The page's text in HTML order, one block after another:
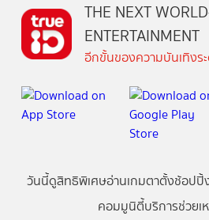
THE NEXT
ENTERTAINMENT
อีกขั้นของความบันเทิงร
วันนี้ดูสิทธิพิเศษอ่านเกมตาตั้งช้อปปิ้
คอมมูนิตี้บริการช่วยเ